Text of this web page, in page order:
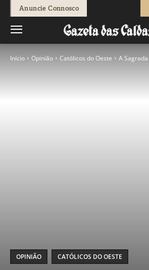
Anuncie Connosco
Início Opinião Católicos do Oeste A
OPINIÃO CATÓLICOS DO OESTE